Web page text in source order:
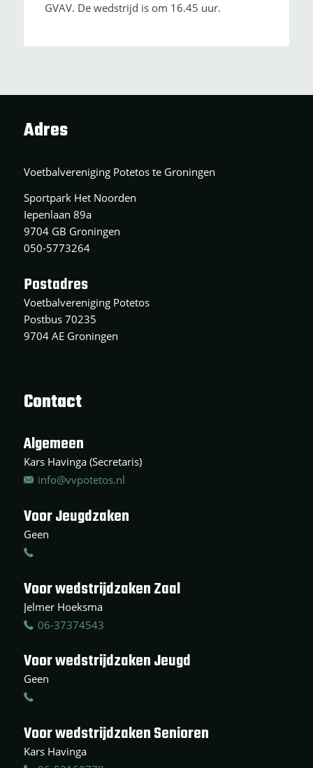
GVAV. De wedstrijd is om 16.45 uur.
Adres
Voetbalvereniging Potetos te Groningen
Sportpark Het Noorden
Iepenlaan 89a
9704 GB Groningen
050-5773264
Postadres
Voetbalvereniging Potetos
Postbus 70235
9704 AE Groningen
Contact
Algemeen
Kars Havinga (Secretaris)
info@vvpotetos.nl
Voor Jeugdzaken
Geen
Voor wedstrijdzaken Zaal
Jelmer Hoeksma
06-37374543
Voor wedstrijdzaken Jeugd
Geen
Voor wedstrijdzaken Senioren
Kars Havinga